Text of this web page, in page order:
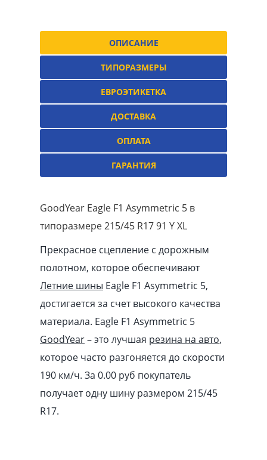
ОПИСАНИЕ
ТИПОРАЗМЕРЫ
ЕВРОЭТИКЕТКА
ДОСТАВКА
ОПЛАТА
ГАРАНТИЯ
GoodYear Eagle F1 Asymmetric 5 в
типоразмере 215/45 R17 91 Y XL
Прекрасное сцепление с дорожным
полотном, которое обеспечивают
Летние шины Eagle F1 Asymmetric 5,
достигается за счет высокого качества
материала. Eagle F1 Asymmetric 5
GoodYear– это лучшая резина на авто,
которое часто разгоняется до скорости
190 км/ч. За 0.00 pуб покупатель
получает одну шину размером 215/45
R17.